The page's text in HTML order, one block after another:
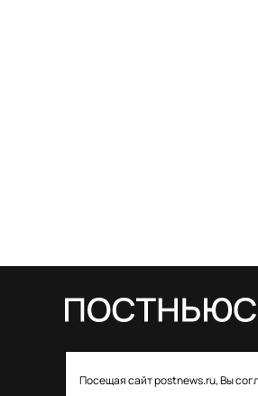
Посещая сайт postnews.ru, Вы
о регистрации СМИ: ЭЛ № ФС